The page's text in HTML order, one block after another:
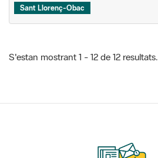
Sant Llorenç-Obac
S'estan mostrant 1 - 12 de 12 resultats.